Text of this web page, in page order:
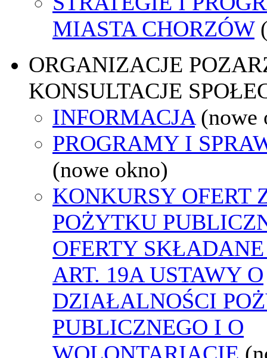
MIASTA CHORZÓW
ORGANIZACJE
KONSULTACJE
INFORMACJA (nowe
PROGRAMY I
(nowe okno)
KONKURSY OFERT
POŻYTKU
OFERTY
ART. 19A USTAWY O
DZIAŁALNOŚCI
PUBLICZNEGO I O